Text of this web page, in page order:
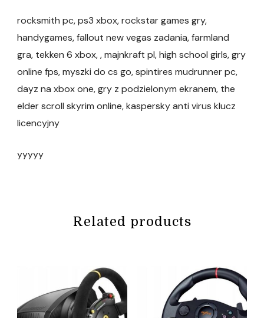
rocksmith pc, ps3 xbox, rockstar games gry,
handygames, fallout new vegas zadania, farmland
gra, tekken 6 xbox, , majnkraft pl, high school girls, gry
online fps, myszki do cs go, spintires mudrunner pc,
dayz na xbox one, gry z podzielonym ekranem, the
elder scroll skyrim online, kaspersky anti virus klucz
licencyjny
yyyyy
Related products